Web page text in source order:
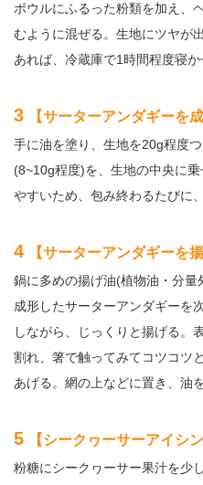
ボウルにふるった粉類を加え、
むように混ぜる。生地にツヤが
あれば、冷蔵庫で1時間程度寝
3 【サーターアンダギーを
手に油を塗り、生地を20g程度
(8~10g程度)を、生地の中央に
やすいため、包み終わるたびに
4 【サーターアンダギーを揚
鍋に多めの揚げ油(植物油・分
成形したサーターアンダギーを
しながら、じっくりと揚げる。
割れ、箸で触ってみてコツコツ
あげる。網の上などに置き、油を
5 【シークヮーサーアイシ
粉糖にシークヮーサー果汁を少